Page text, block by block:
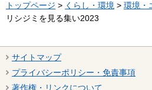
トップページ > くらし・環境 > 環境・
リシジミを見る集い2023
サイトマップ
プライバシーポリシー・免責事項
著作権・リンクについて